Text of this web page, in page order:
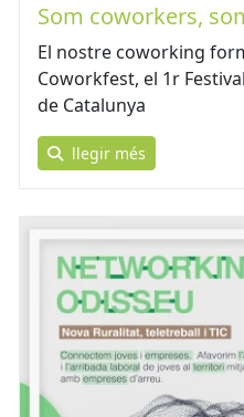
Som coworkers,
El nostre coworking
Coworkfest, el 1r
de Catalunya
llegir més